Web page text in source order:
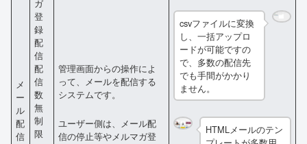
メ
ー
ル
配
信
ガ
登
録
配
信
配
信
数
無
制
限
管理画面からの操作によ
って、メールを配信する
システムです。
ユーザー側は、メール配
信の停止等やメルマガ登
csvファイルに変換
し、一括アップロ
ードが可能ですの
で、多数の配信先
でも手間がかかり
ません。
HTMLメールのテン